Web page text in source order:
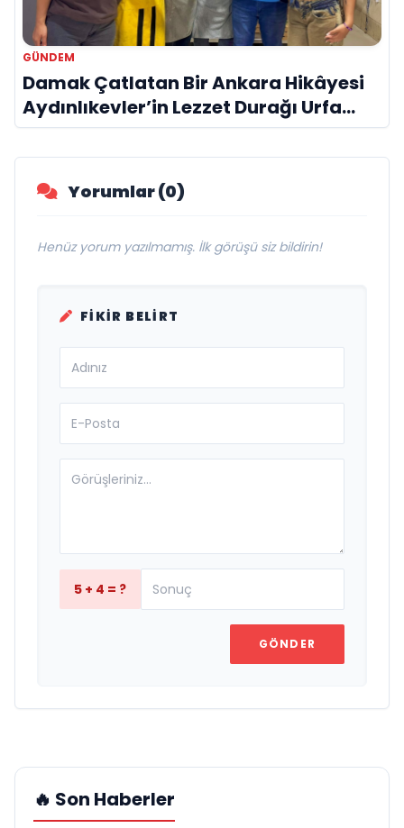
GÜNDEM
Damak Çatlatan Bir Ankara Hikâyesi
Aydınlıkevler’in Lezzet Durağı Urfa
Damak
Yorumlar (0)
Henüz yorum yazılmamış. İlk görüşü siz bildirin!
FIKIR BELIRT
5 + 4 = ?
GÖNDER
🔥 Son Haberler